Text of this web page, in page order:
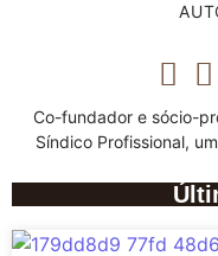
Co-fundador e sócio-
Síndico Profissional,